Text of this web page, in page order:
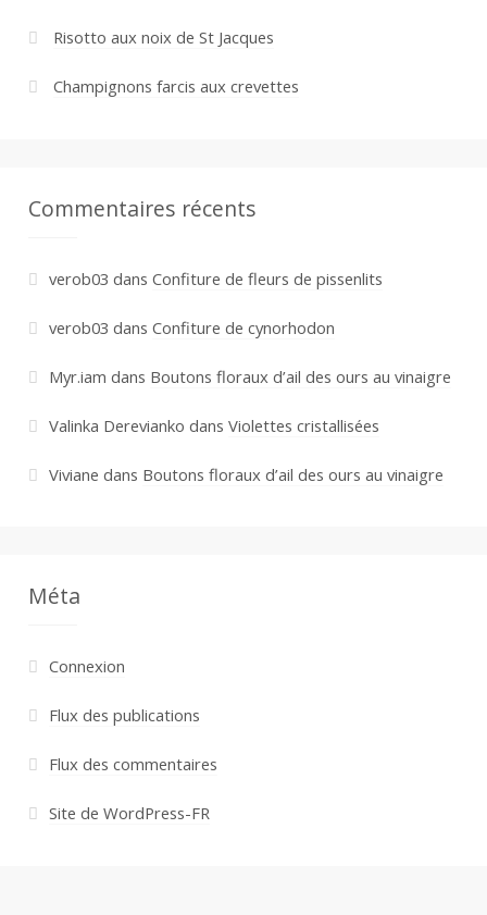
Risotto aux noix de St Jacques
Champignons farcis aux crevettes
Commentaires récents
verob03 dans Confiture de fleurs de pissenlits
verob03 dans Confiture de cynorhodon
Myr.iam dans Boutons floraux d’ail des ours au vinaigre
Valinka Derevianko dans Violettes cristallisées
Viviane dans Boutons floraux d’ail des ours au vinaigre
Méta
Connexion
Flux des publications
Flux des commentaires
Site de WordPress-FR